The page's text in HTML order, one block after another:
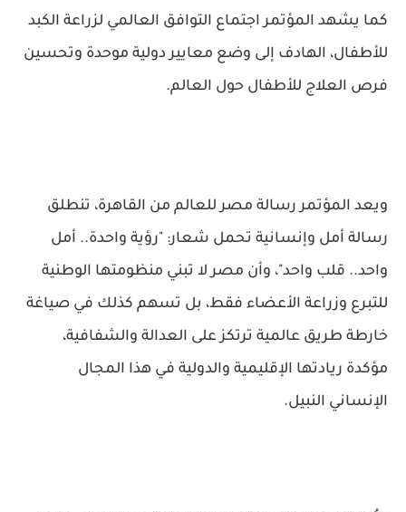
كما يشهد المؤتمر اجتماع التوافق العالمي لزراعة الكبد
للأطفال، الهادف إلى وضع معايير دولية موحدة وتحسين
فرص العلاج للأطفال حول العالم.
ويعد المؤتمر رسالة مصر للعالم من القاهرة، تنطلق
رسالة أمل وإنسانية تحمل شعار: "رؤية واحدة.. أمل
واحد.. قلب واحد"، وأن مصر لا تبني منظومتها الوطنية
للتبرع وزراعة الأعضاء فقط، بل تسهم كذلك في صياغة
خارطة طريق عالمية ترتكز على العدالة والشفافية،
مؤكدة ريادتها الإقليمية والدولية في هذا المجال
الإنساني النبيل.